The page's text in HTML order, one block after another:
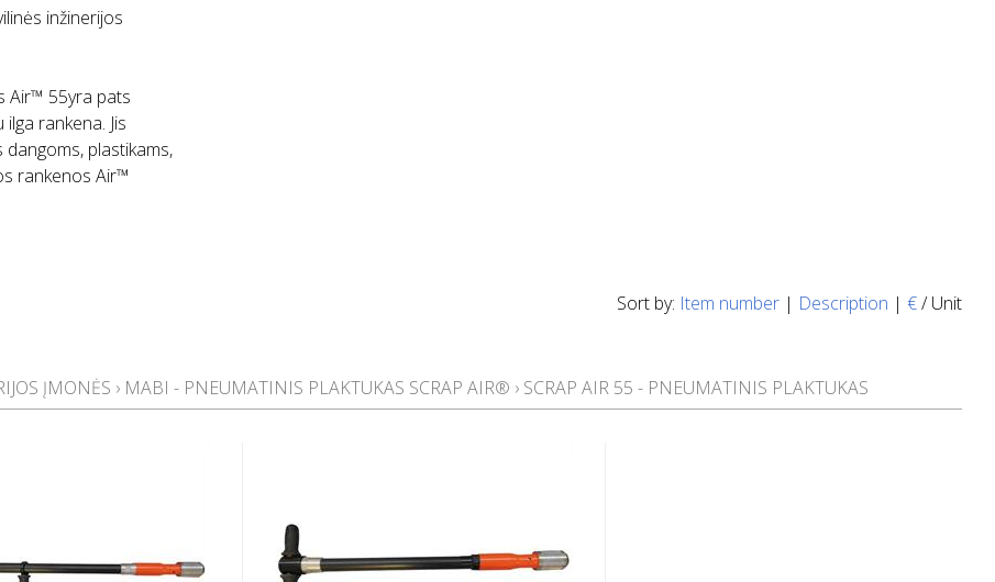
inžinerijos
Air™ 55yra pats
rankena. Jis
plastikams,
rankenos Air™
Sort by: Item number | Description | €/ Unit
ĮMONĖS › MABI - PNEUMATINIS PLAKTUKAS SCRAP AIR® › SCRAP AIR 55 - PNEUMATINIS PLAKTUKAS